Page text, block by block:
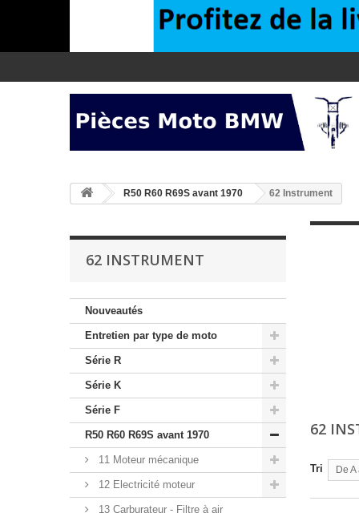
>R50 R60 R69S avant 1970 62 Instrument
62 INSTRUMENT
Nouveautés
Entretien par type de moto
Série R
Série K
Série F
R50 R60 R69S avant 1970
11 Moteur mécanique
12 Electricité moteur
13 Carburateur - Filtre à air
62
Tri De A